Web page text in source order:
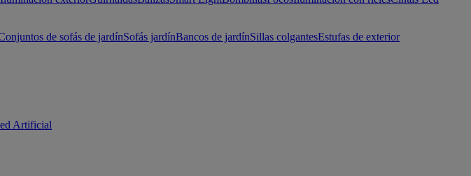
de sofás de jardínSofás jardínBancos de jardínSillas colgantesEstufas de exterior
Artificial